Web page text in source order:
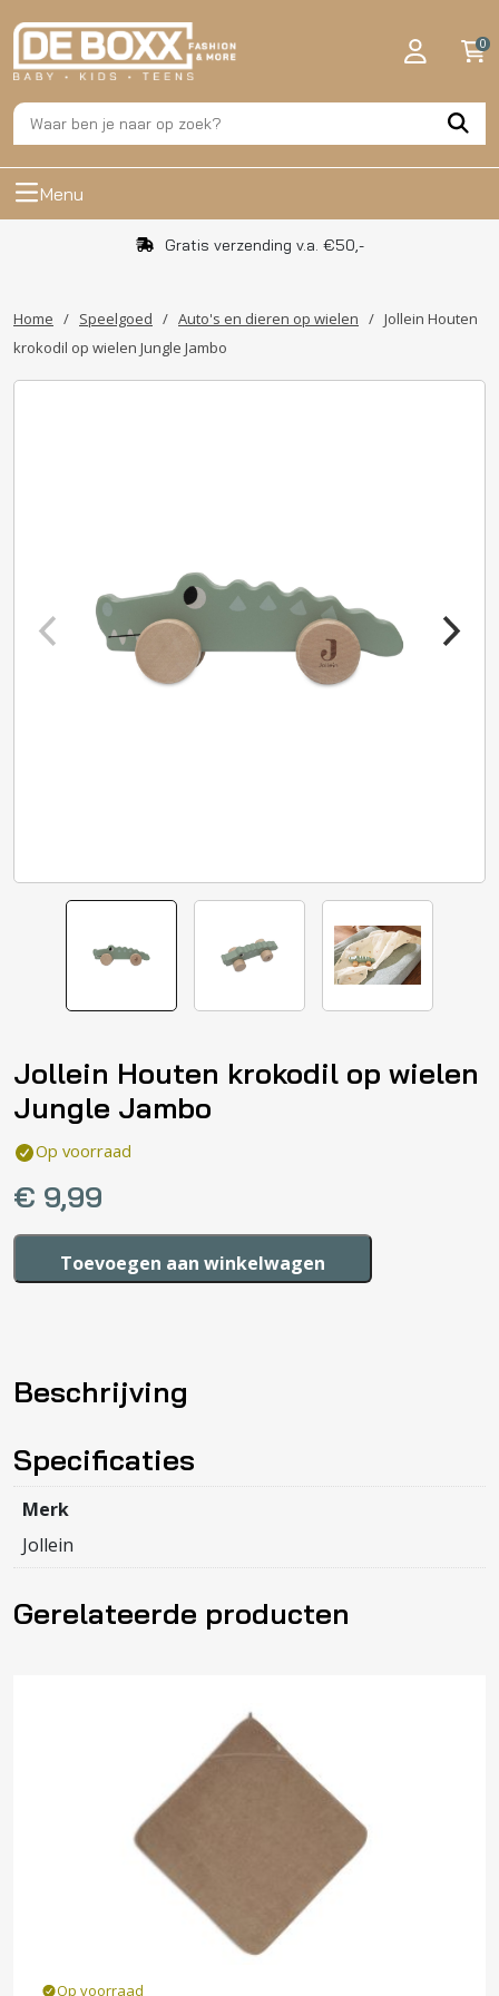
0
Menu
Gratis verzending v.a. €50,-
Home / Speelgoed / Auto's en dieren op wielen / Jollein Houten
krokodil op wielen Jungle Jambo
Jollein Houten krokodil op wielen
Jungle Jambo
Op voorraad
€ 9,99
Jollein
Houten
Jungle
aantal
Toevoegen aan winkelwagen
Beschrijving
Specificaties
Merk
Jollein
Gerelateerde producten
Op voorraad